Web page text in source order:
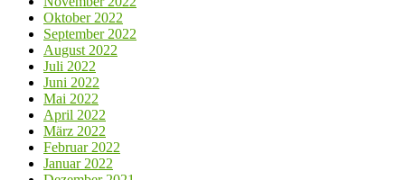
Oktober 2022
September 2022
August 2022
Juli 2022
Juni 2022
Mai 2022
April 2022
März 2022
Februar 2022
Januar 2022